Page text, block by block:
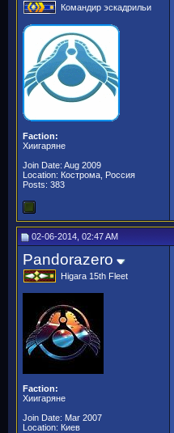
Командир эскадрильи
Faction:
Хиигаряне
Join Date: Aug 2009
Location: Кострома, Россия
Posts: 383
02-06-2014, 02:47 AM
Pandorazero
Higara 15th Fleet
Faction:
Хиигаряне
Join Date: Mar 2007
Location: Киев